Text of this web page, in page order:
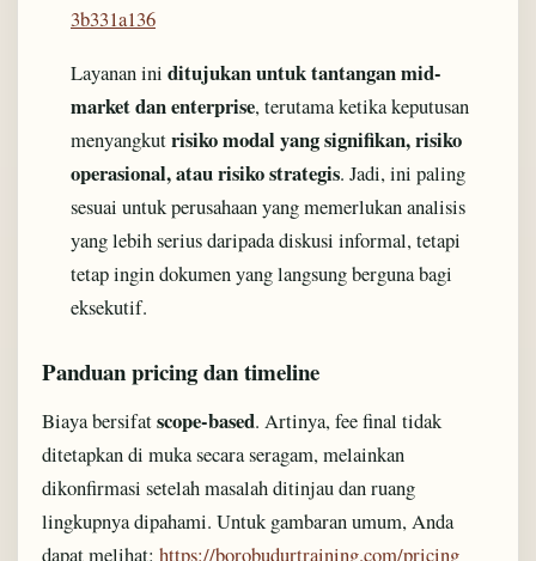
3b331a136
Layanan ini ditujukan untuk tantangan mid-
market dan enterprise, terutama ketika keputusan
menyangkutrisiko modal yang signifikan, risiko
operasional, atau risiko strategis. Jadi, ini paling
sesuai untuk perusahaan yang memerlukan analisis
yang lebih serius daripada diskusi informal, tetapi
tetap ingin dokumen yang langsung berguna bagi
eksekutif.
Panduan pricing dan timeline
Biaya bersifatscope-based. Artinya, fee final tidak
ditetapkan di muka secara seragam, melainkan
dikonfirmasi setelah masalah ditinjau dan ruang
lingkupnya dipahami. Untuk gambaran umum, Anda
dapat melihat: https://borobudurtraining.com/pricing